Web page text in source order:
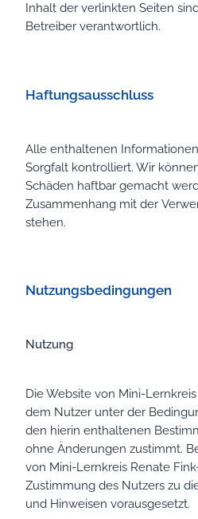
Inhalt der verlinkten Seiten
Betreiber verantwortlich.
Haftungsausschluss
Alle enthaltenen
Sorgfalt kontrolliert. Wir
Schäden haftbar gemacht
Zusammenhang mit der
stehen.
Nutzungsbedingungen
Nutzung
Die Website von Mini-
dem Nutzer unter der
den hierin enthaltenen
ohne Änderungen zustimmt.
von Mini-Lernkreis Renate
Zustimmung des Nutzers zu
und Hinweisen vorausgesetzt.